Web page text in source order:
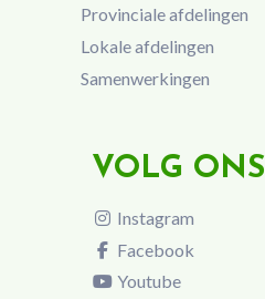
Provinciale afdelingen
Lokale afdelingen
Samenwerkingen
VOLG ONS
Instagram
Facebook
Youtube